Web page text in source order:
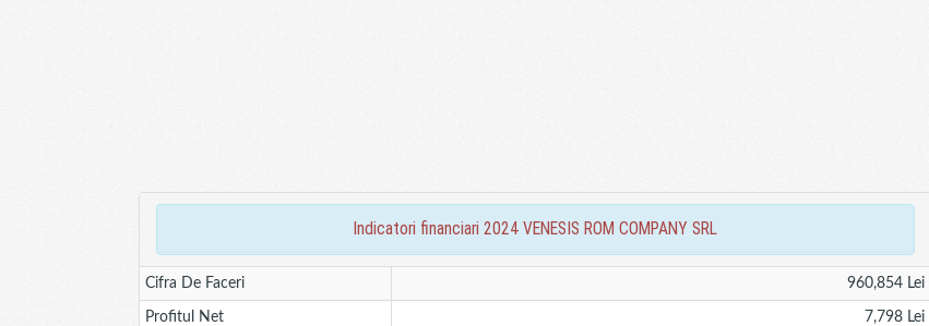
indicatori financiari 2024 VENESIS ROM COMPANY SRL
Cifra De Faceri 960,854 Lei
Profitul Net 7,798 Lei